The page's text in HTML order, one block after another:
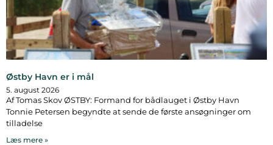
Østby Havn er i mål
5. august 2026
Af Tomas Skov ØSTBY: Formand for bådlauget i Østby Havn
Tonnie Petersen begyndte at sende de første ansøgninger om
tilladelse
Læs mere »